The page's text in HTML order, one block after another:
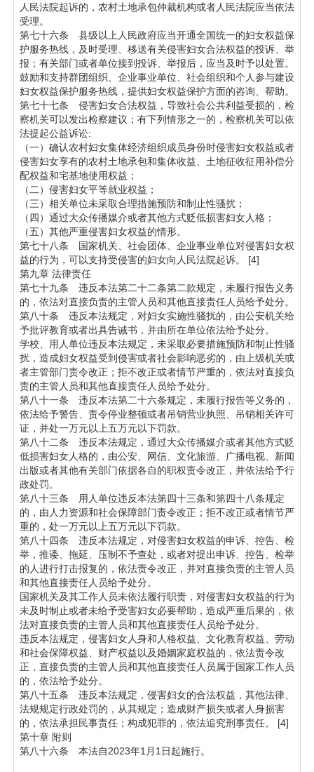
人民法院起诉的，农村土地承包仲裁机构或者人民法院应当依法
受理。
第七十六条 县级以上人民政府应当开通全国统一的妇女权益保
护服务热线，及时受理、移送有关侵害妇女合法权益的投诉、举
报；有关部门或者单位接到投诉、举报后，应当及时予以处置。
鼓励和支持群团组织、企业事业单位、社会组织和个人参与建设
妇女权益保护服务热线，提供妇女权益保护方面的咨询、帮助。
第七十七条 侵害妇女合法权益，导致社会公共利益受损的，检
察机关可以发出检察建议；有下列情形之一的，检察机关可以依
法提起公益诉讼:
（一）确认农村妇女集体经济组织成员身份时侵害妇女权益或者
侵害妇女享有的农村土地承包和集体收益、土地征收征用补偿分
配权益和宅基地使用权益；
（二）侵害妇女平等就业权益；
（三）相关单位未采取合理措施预防和制止性骚扰；
（四）通过大众传播媒介或者其他方式贬低损害妇女人格；
（五）其他严重侵害妇女权益的情形。
第七十八条 国家机关、社会团体、企业事业单位对侵害妇女权
益的行为，可以支持受侵害的妇女向人民法院起诉。 [4]
第九章 法律责任
第七十九条 违反本法第二十二条第二款规定，未履行报告义务
的，依法对直接负责的主管人员和其他直接责任人员给予处分。
第八十条 违反本法规定，对妇女实施性骚扰的，由公安机关给
予批评教育或者出具告诫书，并由所在单位依法给予处分。
学校、用人单位违反本法规定，未采取必要措施预防和制止性骚
扰，造成妇女权益受到侵害或者社会影响恶劣的，由上级机关或
者主管部门责令改正；拒不改正或者情节严重的，依法对直接负
责的主管人员和其他直接责任人员给予处分。
第八十一条 违反本法第二十六条规定，未履行报告等义务的，
依法给予警告、责令停业整顿或者吊销营业执照、吊销相关许可
证，并处一万元以上五万元以下罚款。
第八十二条 违反本法规定，通过大众传播媒介或者其他方式贬
低损害妇女人格的，由公安、网信、文化旅游、广播电视、新闻
出版或者其他有关部门依据各自的职权责令改正，并依法给予行
政处罚。
第八十三条 用人单位违反本法第四十三条和第四十八条规定
的，由人力资源和社会保障部门责令改正；拒不改正或者情节严
重的，处一万元以上五万元以下罚款。
第八十四条 违反本法规定，对侵害妇女权益的申诉、控告、检
举，推诿、拖延、压制不予查处，或者对提出申诉、控告、检举
的人进行打击报复的，依法责令改正，并对直接负责的主管人员
和其他直接责任人员给予处分。
国家机关及其工作人员未依法履行职责，对侵害妇女权益的行为
未及时制止或者未给予受害妇女必要帮助，造成严重后果的，依
法对直接负责的主管人员和其他直接责任人员给予处分。
违反本法规定，侵害妇女人身和人格权益、文化教育权益、劳动
和社会保障权益、财产权益以及婚姻家庭权益的，依法责令改
正，直接负责的主管人员和其他直接责任人员属于国家工作人员
的，依法给予处分。
第八十五条 违反本法规定，侵害妇女的合法权益，其他法律、
法规规定行政处罚的，从其规定；造成财产损失或者人身损害
的，依法承担民事责任；构成犯罪的，依法追究刑事责任。 [4]
第十章 附则
第八十六条 本法自2023年1月1日起施行。